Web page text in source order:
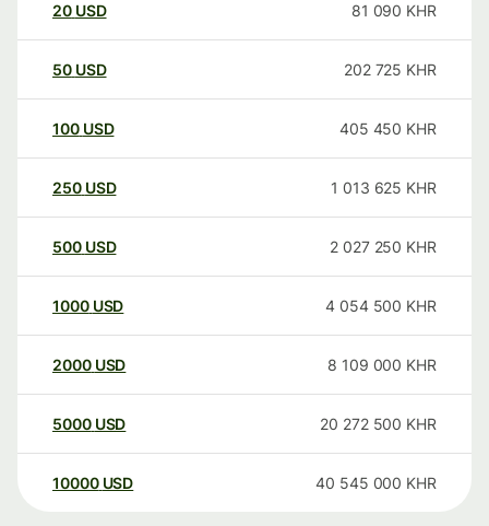
20 USD 81 090 KHR
50 USD 202 725 KHR
100 USD 405 450 KHR
250 USD 1 013 625 KHR
500 USD 2 027 250 KHR
1000 USD 4 054 500 KHR
2000 USD 8 109 000 KHR
5000 USD 20 272 500 KHR
10000 USD 40 545 000 KHR